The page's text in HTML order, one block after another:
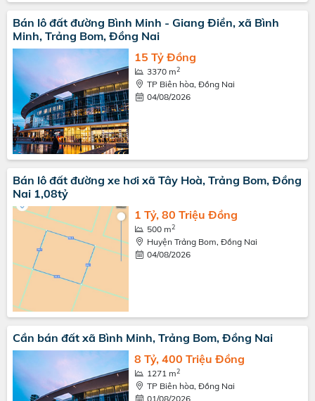
Bán lô đất đường Bình Minh - Giang Điền, xã Bình
Minh, Trảng Bom, Đồng Nai
15 Tỷ Đồng
3370 m2
TP Biên hòa, Đồng Nai
04/08/2026
Bán lô đất đường xe hơi xã Tây Hoà, Trảng Bom, Đồng
Nai 1,08tỷ
1 Tỷ, 80 Triệu Đồng
500 m2
Huyện Trảng Bom, Đồng Nai
04/08/2026
Cần bán đất xã Bình Minh, Trảng Bom, Đồng Nai
8 Tỷ, 400 Triệu Đồng
1271 m2
TP Biên hòa, Đồng Nai
01/08/2026